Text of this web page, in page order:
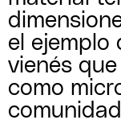
el ejemplo
vienés
como